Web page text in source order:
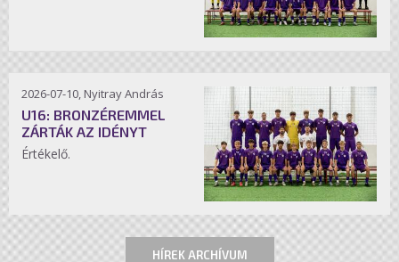
2026-07-10, Nyitray András
U16: BRONZÉREMMEL
ZÁRTÁK AZ IDÉNYT
Értékelő.
HÍREK ARCHÍVUM